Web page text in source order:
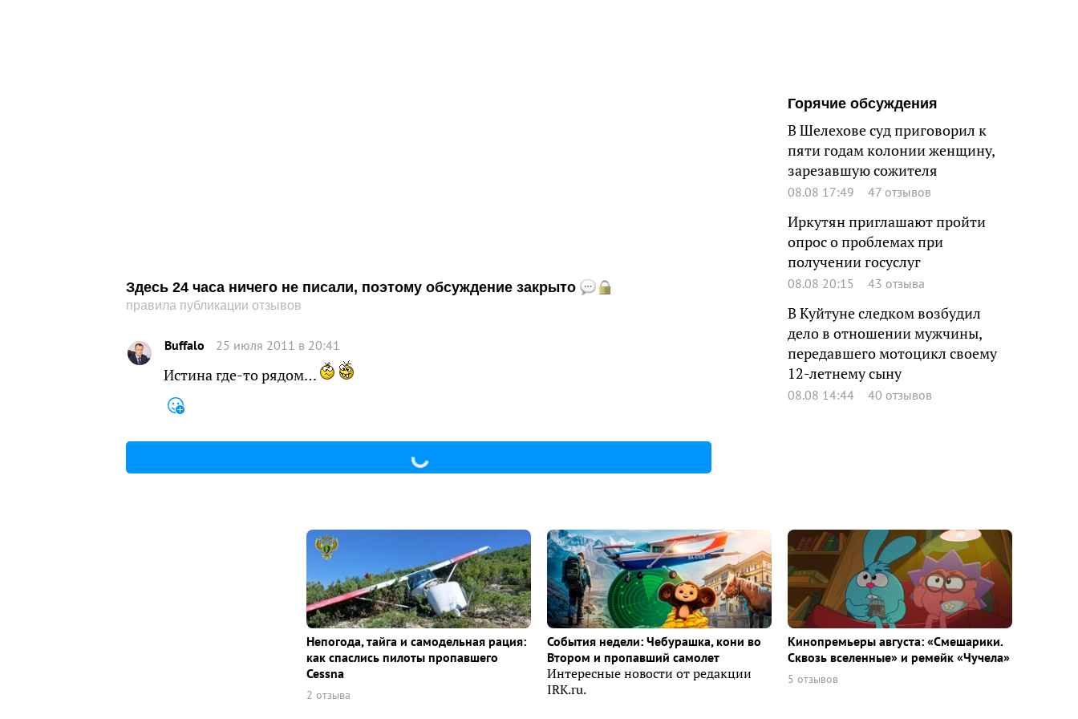
Здесь 24 часа ничего не писали, поэтому обсуждение закрыто
правила публикации отзывов
Buffalo 25 июля 2011 в 20:41
Истина где-то рядом…
Горячие обсуждения
В Шелехове суд приговорил к
пяти годам колонии женщину,
зарезавшую сожителя
08.08 17:49 47 отзывов
Иркутян приглашают пройти
опрос о проблемах при
получении госуслуг
08.08 20:15 43 отзыва
В Куйтуне следком возбудил
дело в отношении мужчины,
передавшего мотоцикл своему
12-летнему сыну
08.08 14:44 40 отзывов
Непогода, тайга и самодельная рация:
как спаслись пилоты пропавшего
Cessna
2 отзыва
События недели: Чебурашка, кони во
Втором и пропавший самолет
Интересные новости от редакции
IRK.ru.
Кинопремьеры августа: «Смешарики.
Сквозь вселенные» и ремейк «Чучела»
5 отзывов